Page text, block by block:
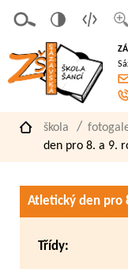
á
verze
pro
slaboz
raké
škola
den pro 8. a 9.
Atletický den pro
Třídy: